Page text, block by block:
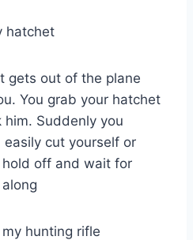
hatchet
gets out of the plane
You grab your hatchet
Suddenly you
cut yourself or
off and wait for
hunting rifle